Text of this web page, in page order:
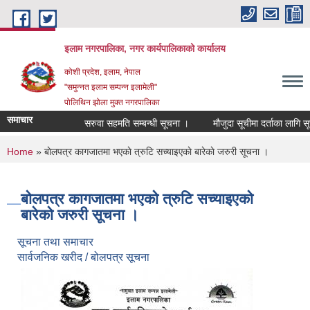
Skip to main content
इलाम नगरपालिका, नगर कार्यपालिकाको कार्यालय
कोशी प्रदेश, इलाम, नेपाल
"समुन्नत इलाम सम्पन्न इलामेली"
पोलिथिन झोला मुक्त नगरपालिका
समाचार सरुवा सहमति सम्बन्धी सूचना । मौजुदा सूचीमा दर्ताका लागि
You are here
Home » बाेलपत्र कागजातमा भएकाे त्रुटि सच्याइएकाे बारेकाे जरुरी सूचना ।
बाेलपत्र कागजातमा भएकाे त्रुटि सच्याइएकाे
बारेकाे जरुरी सूचना ।
सूचना तथा समाचार
सार्वजनिक खरीद / बोलपत्र सूचना